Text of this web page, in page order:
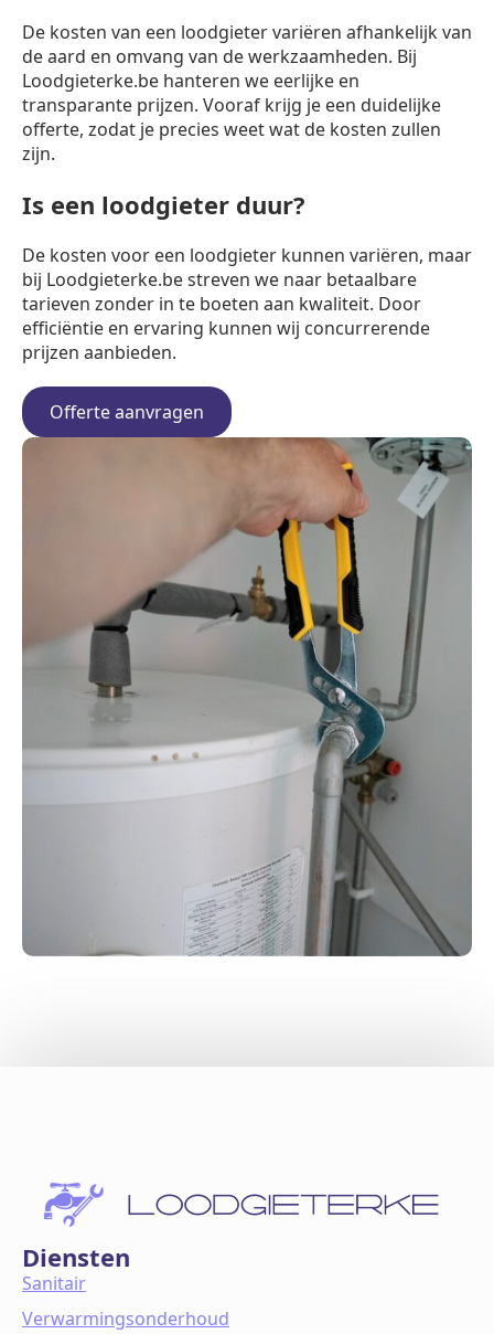
De kosten van een loodgieter variëren afhankelijk van
de aard en omvang van de werkzaamheden. Bij
Loodgieterke.be hanteren we eerlijke en
transparante prijzen. Vooraf krijg je een duidelijke
offerte, zodat je precies weet wat de kosten zullen
zijn.
Is een loodgieter duur?
De kosten voor een loodgieter kunnen variëren, maar
bij Loodgieterke.be streven we naar betaalbare
tarieven zonder in te boeten aan kwaliteit. Door
efficiëntie en ervaring kunnen wij concurrerende
prijzen aanbieden.
Offerte aanvragen
Diensten
Sanitair
Verwarmingsonderhoud